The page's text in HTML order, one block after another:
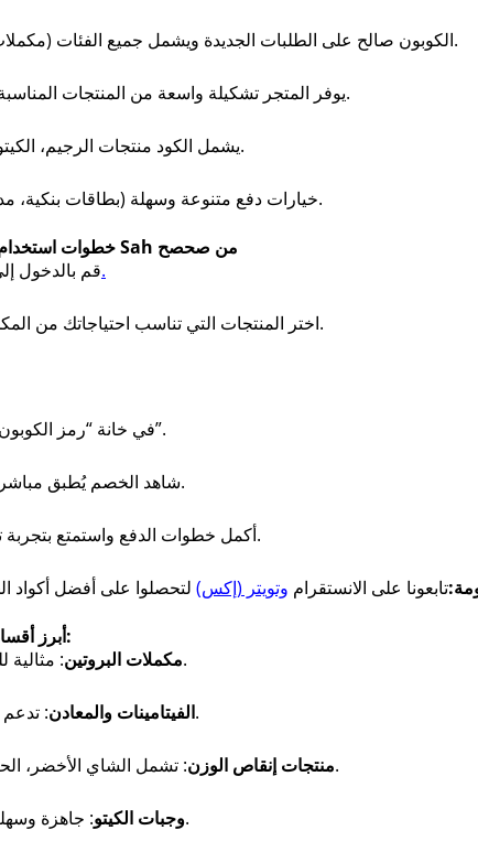
الكوبون صالح على الطلبات الجديدة ويشمل جميع الفئات (مكملات، فيتامينات، سناكات).
يوفر المتجر تشكيلة واسعة من المنتجات المناسبة لكافة الأنظمة الغذائية.
يشمل الكود منتجات الرجيم، الكيتو، والأنظمة النباتية أيضًا.
خيارات دفع متنوعة وسهلة (بطاقات بنكية، مدى، الدفع عند الاستلام).
خطوات استخدام كوبون دكتور نيوترشن Sah من صحصح
قم بالدخولموقع دكتور نيوترشن.
اختر المنتجات التي تناسب احتياجاتك من المكملات أو الأغذية الصحية.
أدخل كود الخصم Sah في خانة “رمز الكوبون”.
شاهد الخصم يُطبق مباشرة على إجمالي الفاتورة.
أكمل خطوات الدفع واستمتع بتجربة تسوق صحية واقتصادية.
تابعونا على الانستقرام وتويتر (إكس)
أبرز أقسام متجر دكتور نيوترشن:
مكملات البروتين: مثالية للرياضيين وبناة الأجسام.
الفيتامينات والمعادن: تدعم صحتك العامة والمناعة.
منتجات إنقاص الوزن: تشمل الشاي الأخضر، الحارقات، وبدائل الوجبات.
وجبات الكيتو: جاهزة وسهلة ضمن نظامك الغذائي.